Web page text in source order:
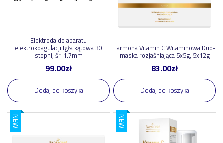
Elektroda do aparatu
elektrokoagulacji Igła kątowa 30
stopni, śr. 1.7mm
99.00zł
Dodaj do koszyka
Farmona Vitamin C Witaminowa Duo-
maska rozjaśniająca 5x5g, 5x12g
83.00zł
Dodaj do koszyka
NEW NEW